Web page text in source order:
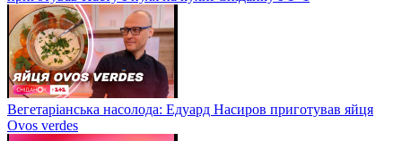
Вегетаріанська насолода: Едуард Насиров приготував яйця
Ovos verdes